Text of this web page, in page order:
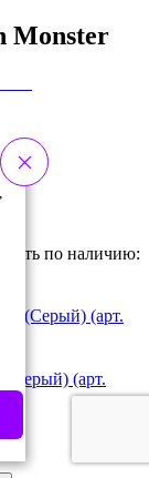
Monster
по наличию:
(арт.